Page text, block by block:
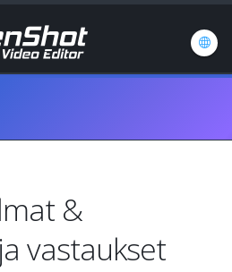
&
vastaukset